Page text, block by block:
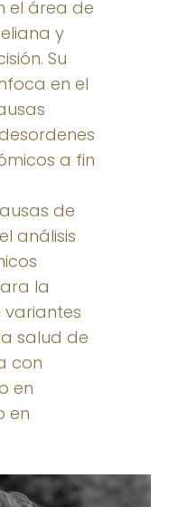
el área de
y
Su
en el
a fin
de
análisis
la
salud de
con
en
en